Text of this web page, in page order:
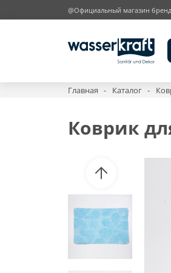
@Официальный магазин
Главная Каталог
Коврик